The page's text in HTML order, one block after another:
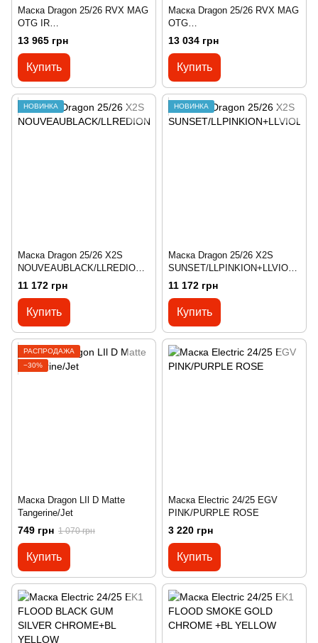
Маска Dragon 25/26 RVX MAG
OTG IR
THRILL/LLECLIPSEIR+LLVIOL
13 965 грн
Купить
Маска Dragon 25/26 RVX MAG
OTG
RATTLED/LLREDION+LLAMBE
13 034 грн
Купить
НОВИНКА
Маска Dragon 25/26 X2S
NOUVEAUBLACK/LLREDION+
LLLTROSE
11 172 грн
Купить
НОВИНКА
Маска Dragon 25/26 X2S
SUNSET/LLPINKION+LLVIOLE
T
11 172 грн
Купить
РАСПРОДАЖА
−30%
Маска Dragon LIl D Matte
Tangerine/Jet
749 грн 1 070 грн
Купить
Маска Electric 24/25 EGV
PINK/PURPLE ROSE
3 220 грн
Купить